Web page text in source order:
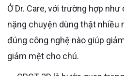
Ở Dr. Care, với trường hợp như chú, Bác sĩ không đặt
nặng chuyện dùng thật nhiều
đúng công nghệ nào giúp
giảm mệt cho chú.